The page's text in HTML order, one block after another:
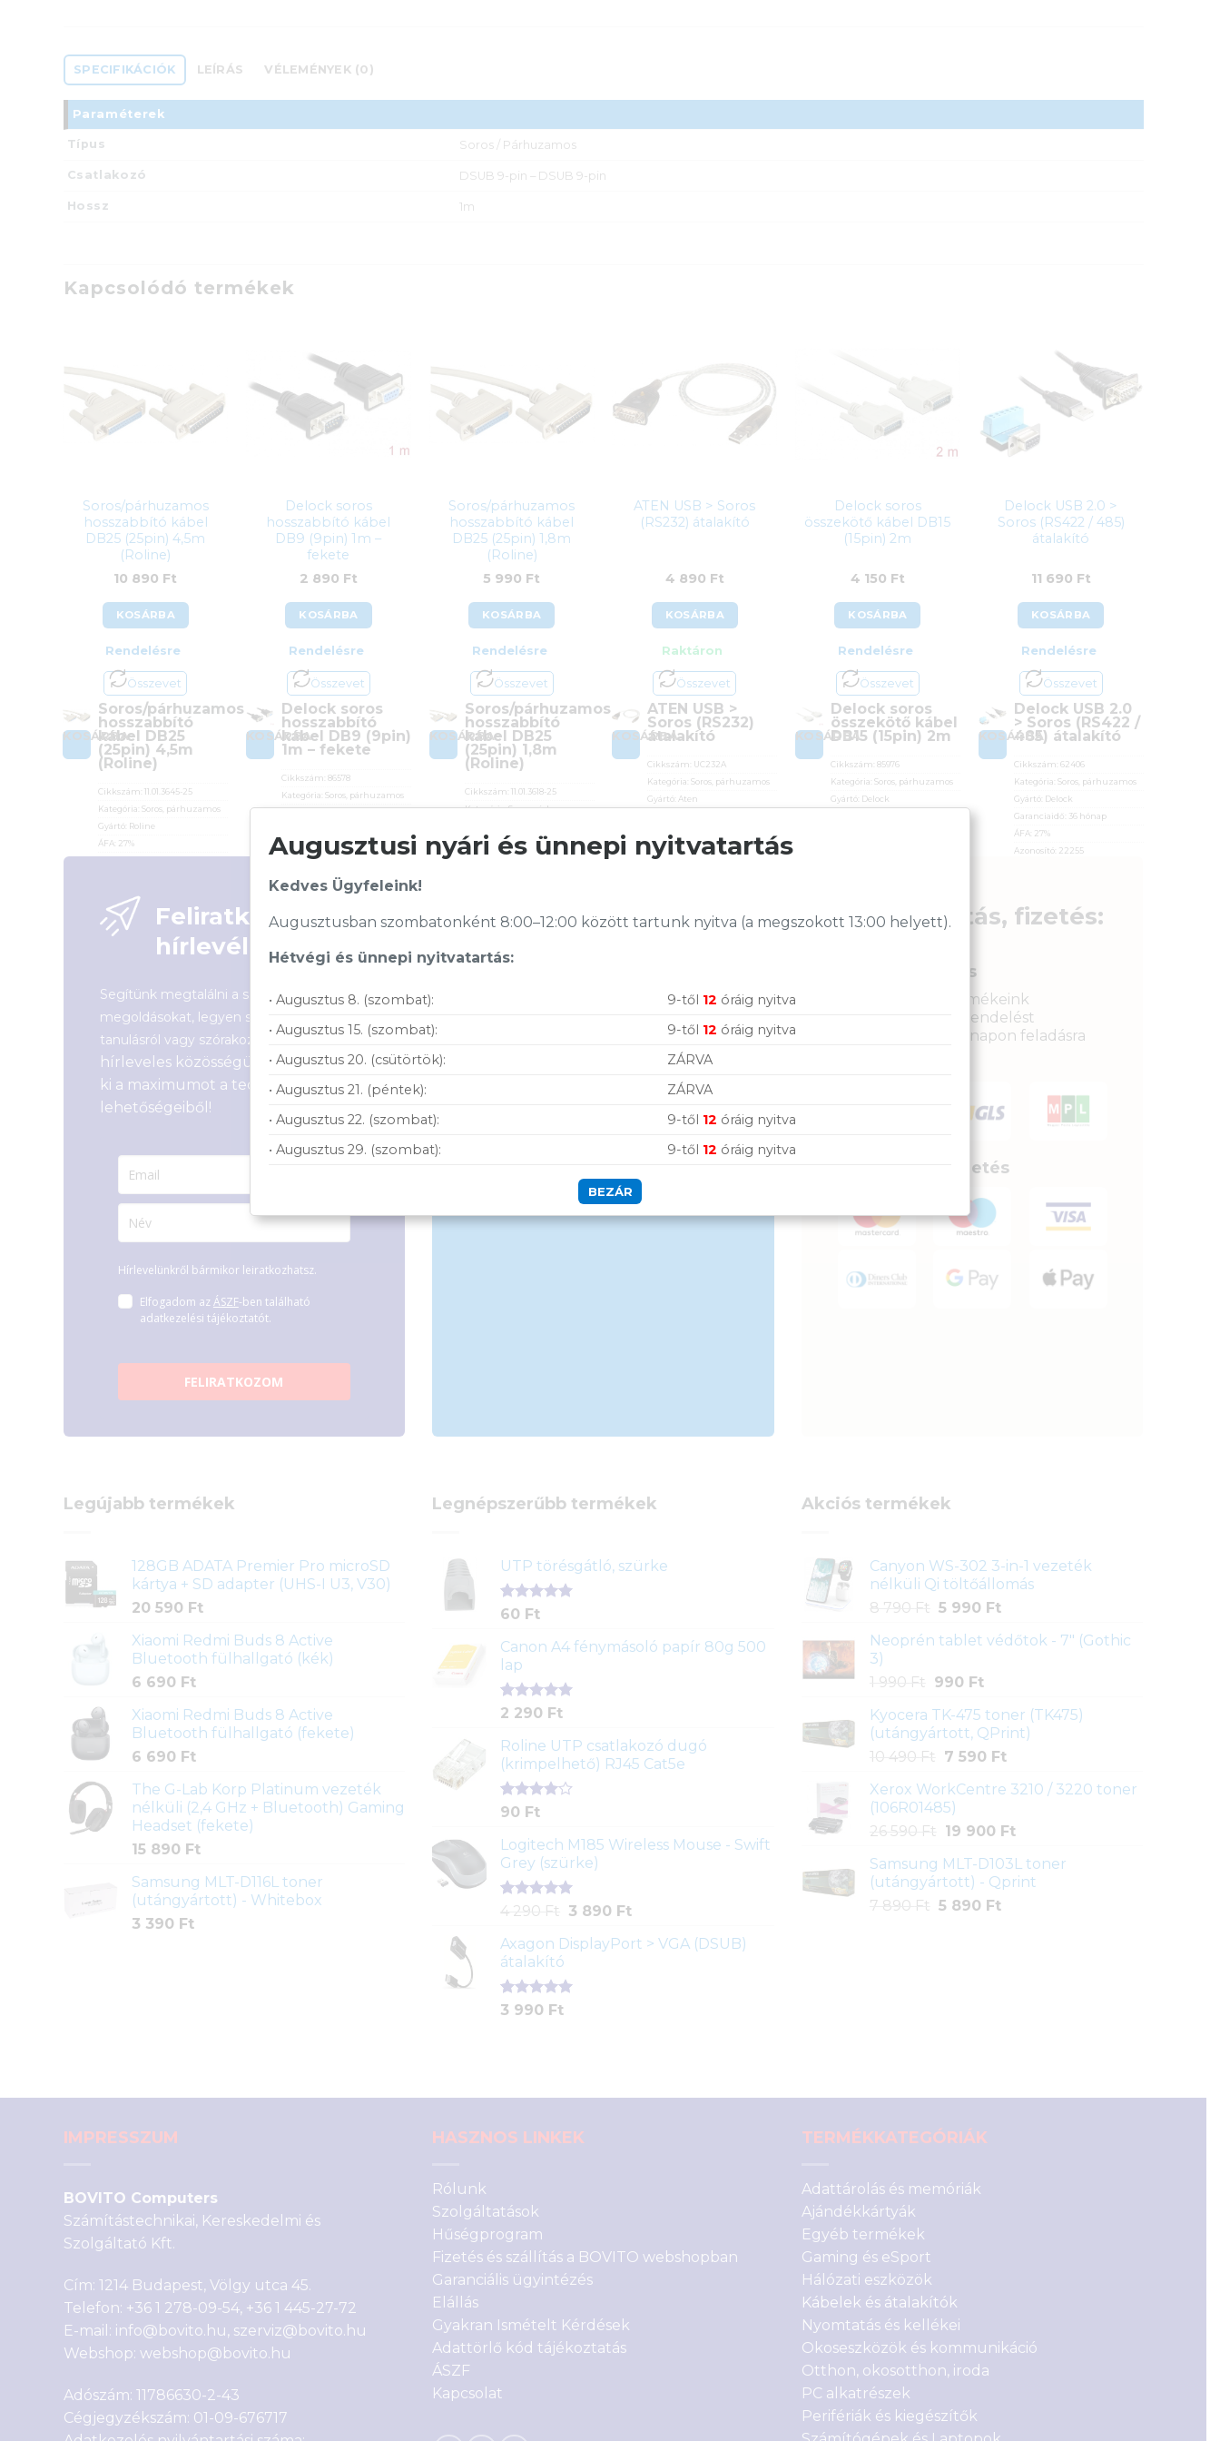
SPECIFIKÁCIÓK LEÍRÁS VÉLEMÉNYEK (0)
Paraméterek
Típus Soros / Párhuzamos
Csatlakozó DSUB 9-pin – DSUB 9-pin
Hossz 1m
Kapcsolódó termékek
Soros/párhuzamos
hosszabbító kábel
DB25 (25pin) 4,5m
(Roline)
10 890 Ft
KOSÁRBA
Rendelésre
Összevet
KOSÁRBA
Soros/párhuzamos
hosszabbító
kábel DB25
(25pin) 4,5m
(Roline)
Cikkszám:11.01.3645-25
Kategória:Soros, párhuzamos
Gyártó: Roline
ÁFA: 27%
Delock soros
hosszabbító kábel
DB9 (9pin) 1m –
fekete
2 890 Ft
KOSÁRBA
Rendelésre
Összevet
KOSÁRBA
Delock soros
hosszabbító
kábel DB9 (9pin)
1m – fekete
Cikkszám: 86578
Kategória: Soros, párhuzamos
Azonosító:
44390
Soros/párhuzamos
hosszabbító kábel
DB25 (25pin) 1,8m
(Roline)
5 990 Ft
KOSÁRBA
Rendelésre
Összevet
KOSÁRBA
Soros/párhuzamos
hosszabbító
kábel DB25
(25pin) 1,8m
(Roline)
Cikkszám: 11.01.3618-25
Kategória:Soros, párhuzamos
ÁFA:27%
ATEN USB > Soros
(RS232) átalakító
4 890 Ft
KOSÁRBA
Raktáron
Összevet
KOSÁRBA
ATEN USB >
Soros (RS232)
átalakító
Cikkszám: UC232A
Kategória:Soros, párhuzamos
Gyártó: Aten
27%
Azonosító:2784
Delock soros
összekötő kábel DB15
(15pin) 2m
4 150 Ft
KOSÁRBA
Rendelésre
Összevet
KOSÁRBA
Delock soros
összekötő kábel
DB15 (15pin) 2m
Cikkszám: 85976
Kategória: Soros, párhuzamos
Gyártó: Delock
Delock USB 2.0 >
Soros (RS422 / 485)
átalakító
11 690 Ft
KOSÁRBA
Rendelésre
Összevet
KOSÁRBA
Delock USB 2.0
> Soros (RS422 /
485) átalakító
Cikkszám: 62406
Kategória: Soros, párhuzamos
Gyártó: Delock
Garanciaidő: 36 hónap
ÁFA: 27%
Azonosító: 22255
Feliratkozás
hírlevélre
Segítünk megtalálni a számodra legjobb
megoldásokat, legyen szó munkáról,
tanulásról vagy szórakozásról!Csatlakozz
hírleveles közösségünkhöz, és hozd
ki a maximumot a tech-világ
lehetőségeiből!
Hírlevelünkről bármikor leiratkozhatsz.
Elfogadom az ÁSZF-ben található
adatkezelési tájékoztatót.
FELIRATKOZOM
Vásárolj nálunk! Szállítás, fizetés:
Gyors kiszállítás
Raktáron lévő termékeink
legkésőbb a megrendelést
követkető munkanapon feladásra
Biztonságos fizetés
Legújabb termékek
128GB ADATA Premier Pro microSD
kártya + SD adapter (UHS-I U3, V30)
20 590 Ft
Xiaomi Redmi Buds 8 Active
Bluetooth fülhallgató (kék)
6 690 Ft
Xiaomi Redmi Buds 8 Active
Bluetooth fülhallgató (fekete)
6 690 Ft
The G-Lab Korp Platinum vezeték
nélküli (2,4 GHz + Bluetooth) Gaming
Headset (fekete)
15 890 Ft
Samsung MLT-D116L toner
(utángyártott) - Whitebox
3 390 Ft
Legnépszerűbb termékek
UTP törésgátló, szürke
Értékelés
ből,
1
értékelés
alapján
60 Ft
Canon A4 fénymásoló papír 80g 500
lap
Értékelés
ből,
2
értékelés
alapján
2 290 Ft
Roline UTP csatlakozó dugó
(krimpelhető) RJ45 Cat5e
Értékelés
5-ből,
2
értékelés
alapján
90 Ft
Logitech M185 Wireless Mouse - Swift
Grey (szürke)
Értékelés
ből,
1
értékelés
alapján
4 290 Ft
Original
was:
290 Ft.
3 890 FtCurrent
is:
Axagon DisplayPort > VGA (DSUB)
átalakító
Értékelés
1
3 990 Ft
Akciós termékek
Canyon WS-302 3-in-1 vezeték
nélküli Qi töltőállomás
8 790 Ft Original
was:
790 Ft.
5 990 FtCurrent
is:
Neoprén tablet védőtok - 7" (Gothic
3)
1 990 Ft
Original
was:
1
990 Ft.
990 FtCurrent
is:
990 Ft.
Kyocera TK-475 toner (TK475)
(utángyártott, QPrint)
10 490 Ft
Original
was:
10
490 Ft.
7 590 FtCurrent
is:
590 Ft.
Xerox WorkCentre 3210 / 3220 toner
(106R01485)
26 590 Ft
Original
was:
26
590 Ft.
19 900 FtCurrent
is:
19
Samsung MLT-D103L toner
(utángyártott) - Qprint
7 890 Ft Original
5 890 FtCurrent
IMPRESSZUM
BOVITO Computers
Számítástechnikai, Kereskedelmi és
Szolgáltató Kft.
Cím: 1214 Budapest, Völgy utca 45.
Telefon: +36 1 278-09-54, +36 1 445-27-72
E-mail: info@bovito.hu, szerviz@bovito.hu
Webshop: webshop@bovito.hu
Adószám: 11786630-2-43
Cégjegyzékszám: 01-09-676717
HASZNOS LINKEK
Rólunk
Szolgáltatások
Hűségprogram
Fizetés és szállítás a BOVITO webshopban
Garanciális ügyintézés
Elállás
Gyakran Ismételt Kérdések
Adattörlő kód tájékoztatás
ÁSZF
Kapcsolat
TERMÉKKATEGÓRIÁK
Adattárolás és memóriák
Ajándékkártyák
Egyéb termékek
Gaming és eSport
Hálózati eszközök
Kábelek és átalakítók
Nyomtatás és kellékei
Okoseszközök és kommunikáció
Otthon, okosotthon, iroda
PC alkatrészek
Perifériák és kiegészítők
Augusztusi nyári és ünnepi nyitvatartás
Kedves Ügyfeleink!
Augusztusban szombatonként 8:00–12:00 között tartunk nyitva (a megszokott 13:00 helyett).
Hétvégi és ünnepi nyitvatartás:
• Augusztus 8. (szombat): 9-től 12 óráig nyitva
• Augusztus 15. (szombat):
9-től 12 óráig nyitva
• Augusztus 20. (csütörtök):
ZÁRVA
• Augusztus 21. (péntek):
ZÁRVA
• Augusztus 22. (szombat):
9-től 12 óráig nyitva
• Augusztus 29. (szombat):
9-től 12 óráig nyitva
BEZÁR